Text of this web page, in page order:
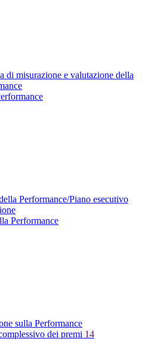
di misurazione e valutazione della
Performance/Piano esecutivo
Performance
sulla Performance
dei premi 14